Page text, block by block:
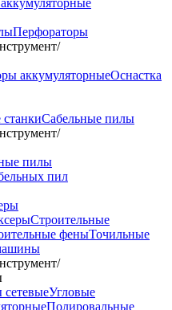
Перфораторы
/
аккумуляторныеОснастка
Сабельные пилы
/
пилы
пил
Строительные
феныТочильные
/
Угловые
Полировальные